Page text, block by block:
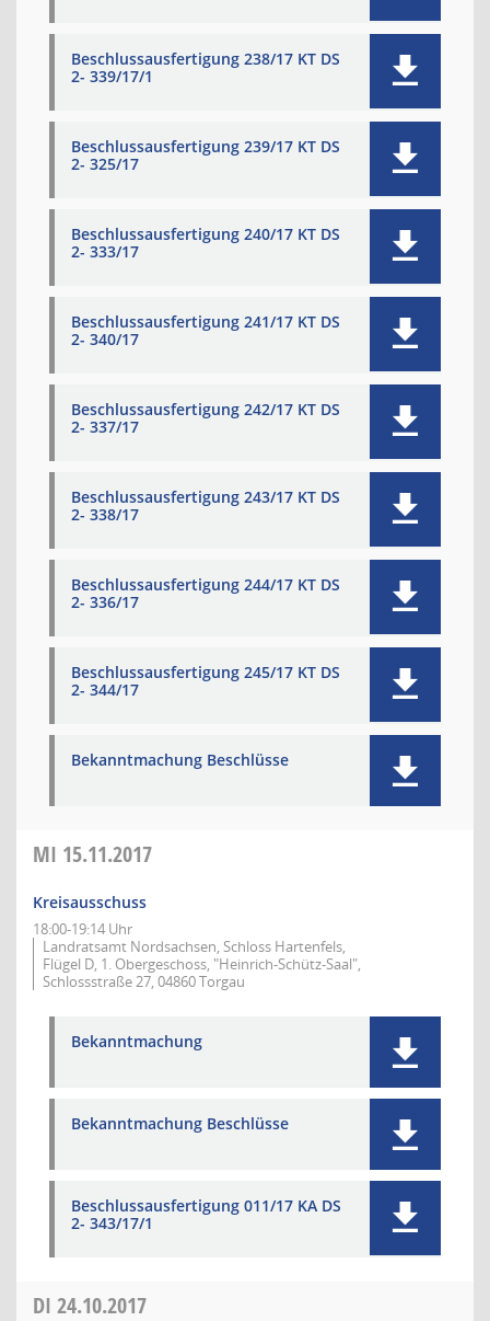
Beschlussausfertigung 238/17 KT DS
2- 339/17/1
Beschlussausfertigung 239/17 KT DS
2- 325/17
Beschlussausfertigung 240/17 KT DS
2- 333/17
Beschlussausfertigung 241/17 KT DS
2- 340/17
Beschlussausfertigung 242/17 KT DS
2- 337/17
Beschlussausfertigung 243/17 KT DS
2- 338/17
Beschlussausfertigung 244/17 KT DS
2- 336/17
Beschlussausfertigung 245/17 KT DS
2- 344/17
Bekanntmachung Beschlüsse
MI 15.11.2017
Kreisausschuss
18:00-19:14 Uhr
Landratsamt Nordsachsen, Schloss Hartenfels,
Flügel D, 1. Obergeschoss, "Heinrich-Schütz-Saal",
Schlossstraße 27, 04860 Torgau
Bekanntmachung
Bekanntmachung Beschlüsse
Beschlussausfertigung 011/17 KA DS
2- 343/17/1
DI 24.10.2017